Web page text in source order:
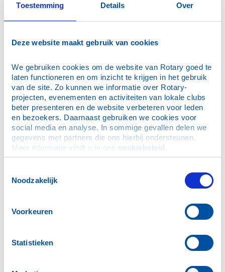
Toestemming Details Over
Deze website maakt gebruik van cookies
We gebruiken cookies om de website van Rotary goed te
laten functioneren en om inzicht te krijgen in het gebruik
van de site. Zo kunnen we informatie over Rotary-
projecten, evenementen en activiteiten van lokale clubs
beter presenteren en de website verbeteren voor leden
en bezoekers. Daarnaast gebruiken we cookies voor
social media en analyse. In sommige gevallen delen we
gegevens met partners die ons hierbij ondersteunen.
Meer informatie vindt u in ons cookiebeleid
Noodzakelijk
Voorkeuren
Statistieken
Secretaris
Penningmeester
Teunissen, J.W. (Hans)